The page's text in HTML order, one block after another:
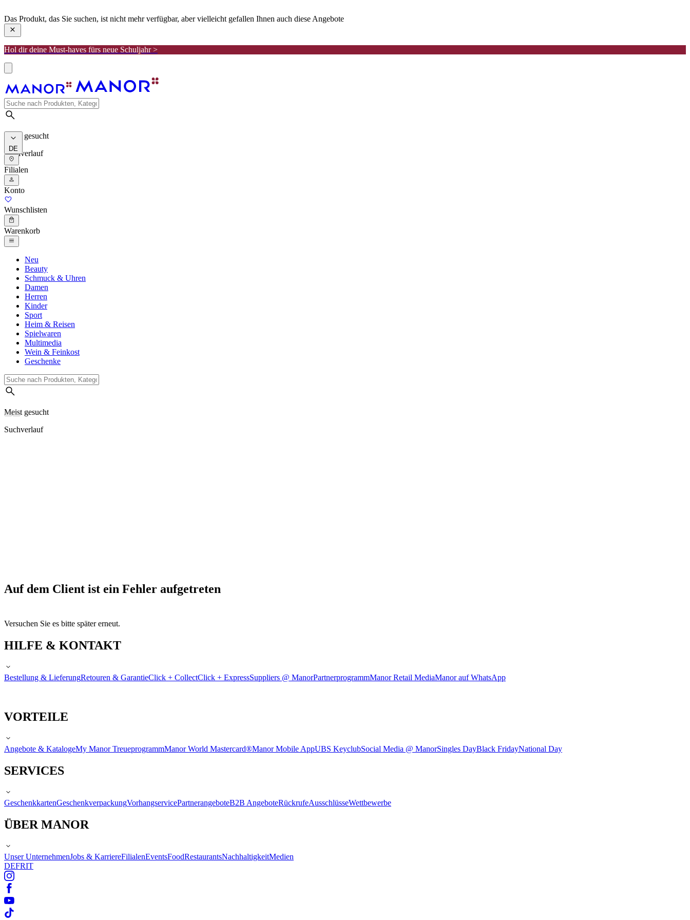
Das Produkt, das Sie suchen, ist nicht mehr verfügbar, aber vielleicht gefallen Ihnen auch diese Angebote
Hol dir deine Must-haves fürs neue Schuljahr >
Meist gesucht
Suchverlauf
DE
Filialen
Konto
Wunschlisten
Warenkorb
Neu
Beauty
Schmuck & Uhren
Damen
Herren
Kinder
Sport
Heim & Reisen
Spielwaren
Multimedia
Wein & Feinkost
Geschenke
Meist gesucht
Suchverlauf
Auf dem Client ist ein Fehler aufgetreten
Versuchen Sie es bitte später erneut.
HILFE & KONTAKT
Bestellung & LieferungRetouren & GarantieClick + CollectClick + ExpressSuppliers @ ManorPartnerprogrammManor Retail MediaManor auf WhatsApp
VORTEILE
Angebote & KatalogeMy Manor TreueprogrammManor World Mastercard®Manor Mobile AppUBS KeyclubSocial Media @ ManorSingles DayBlack FridayNational Day
SERVICES
GeschenkkartenGeschenkverpackungVorhangservicePartnerangeboteB2B AngeboteRückrufeAusschlüsseWettbewerbe
ÜBER MANOR
Unser UnternehmenJobs & KarriereFilialenEventsFoodRestaurantsNachhaltigkeitMedien
DEFRIT